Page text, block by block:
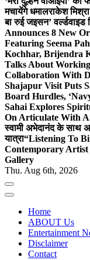
मचायेंगे धमालराकेश
बा रुई जइसन’ वर्ल्डवाइड
Announces 8 New
Featuring Seema
Kochhar, Brijendra
Talks About
Collaboration With
Shajapur Visit Puts
Board Hurdles,
Sahai Explores
On Articulate With
स्वामी अभेदानंद के साथ
यात्रा“Listening To
Contemporary
Gallery
Thu. Aug 6th, 2026
Home
ABOUT Us
Entertainment
Disclaimer
Contact